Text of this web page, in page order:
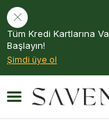
Tüm Kredi Kartlarına
Başlayın!
Şimdi üye ol